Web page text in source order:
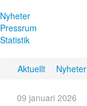
Nyheter
Pressrum
Statistik
Aktuellt Nyheter
09 januari 2026